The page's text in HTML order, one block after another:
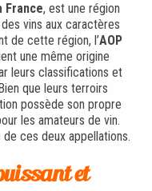
France, est une région
vins aux caractères
de cette région, l’AOP
une même origine
leurs classifications et
que leurs terroirs
possède son propre
les amateurs de vin.
ces deux appellations.
et